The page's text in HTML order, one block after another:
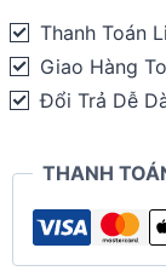
S
Pack
Evo
bình
dẻo
Thanh Toán
Giao Hàng
Đổi Trả Dễ
THANH